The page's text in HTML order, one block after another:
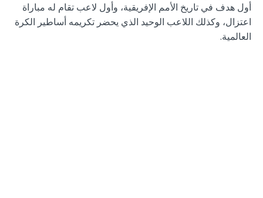
أول هدف في تاريخ الأمم الإفريقية، وأول لاعب تقام له مباراة
اعتزال، وكذلك اللاعب الوحيد الذي يحضر تكريمه أساطير الكرة
العالمية.